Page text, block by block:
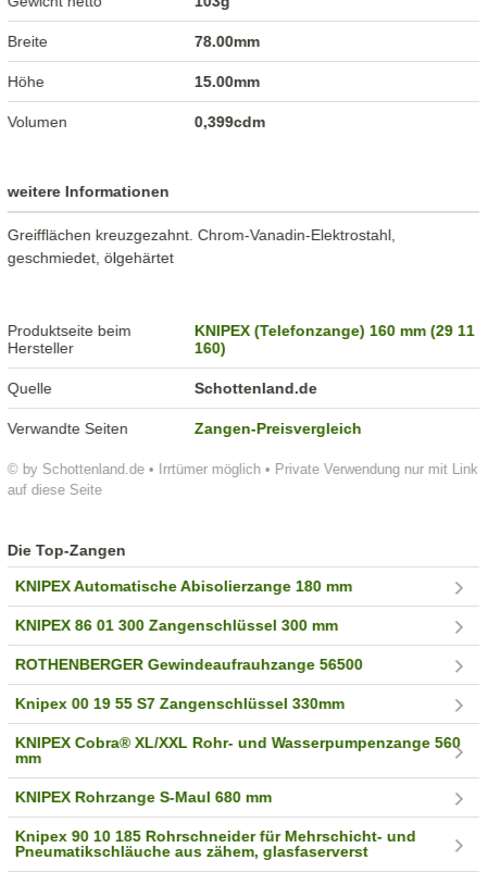
© by Schottenland.de • Irrtümer möglich • Private Verwendung nur mit Link
auf diese Seite
Breite 78.00mm
Höhe 15.00mm
Volumen 0,399cdm
weitere Informationen
Greifflächen kreuzgezahnt. Chrom-Vanadin-Elektrostahl,
geschmiedet, ölgehärtet
Produktseite beim
Hersteller
KNIPEX (Telefonzange) 160 mm (29 11
160)
Quelle Schottenland.de
Verwandte Seiten Zangen-Preisvergleich
Die Top-Zangen
KNIPEX Automatische Abisolierzange 180 mm
KNIPEX 86 01 300 Zangenschlüssel 300 mm
ROTHENBERGER Gewindeaufrauhzange 56500
Knipex 00 19 55 S7 Zangenschlüssel 330mm
KNIPEX Cobra® XL/XXL Rohr- und Wasserpumpenzange 560
mm
KNIPEX Rohrzange S-Maul 680 mm
Knipex 90 10 185 Rohrschneider für Mehrschicht- und
Pneumatikschläuche aus zähem, glasfaserverst